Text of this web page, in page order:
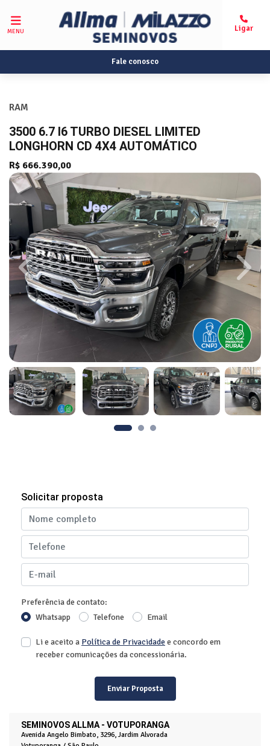
MENU
Fale conosco
RAM
3500 6.7 I6 TURBO DIESEL LIMITED
LONGHORN CD 4X4 AUTOMÁTICO
R$ 666.390,00
Previous Next
SEMINOVOS ALLMA - VOTUPORANGA
Avenida Angelo Bimbato, 3296, Jardim Alvorada
Solicitar proposta
Preferência de contato:
Whatsapp
Telefone Email
Li e aceito a Política de Privacidadee concordo em
receber comunicações da concessionária.
Enviar Proposta